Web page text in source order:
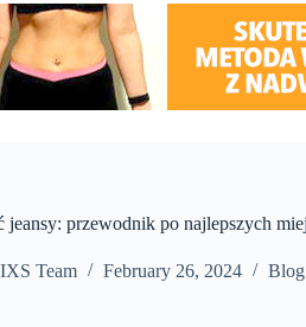
jeansy: przewodnik po najlepszych
IXS Team February 26, 2024 Blog